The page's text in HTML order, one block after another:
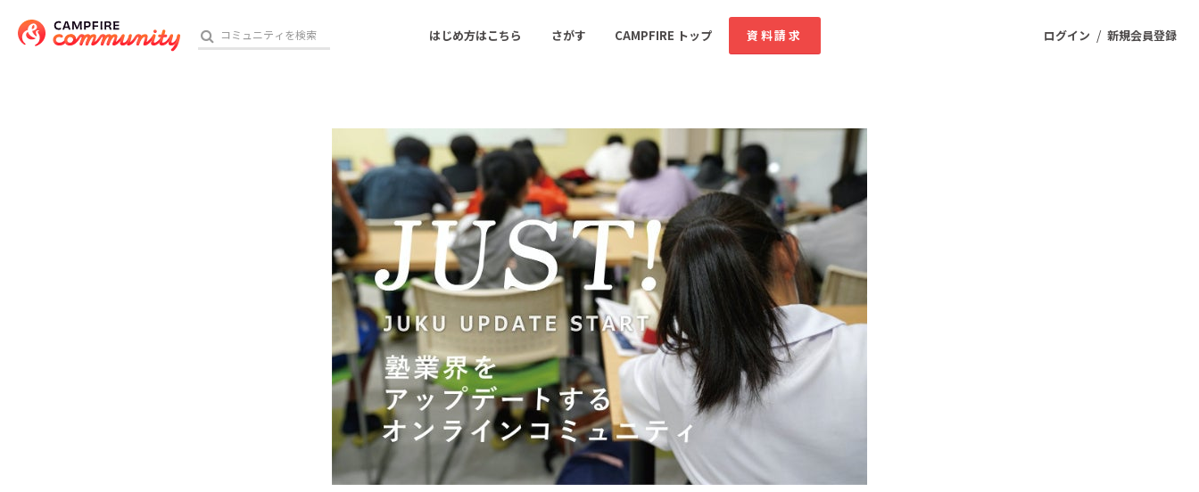
ログイン / 新規会員登録
はじめ方はこちら さがす CAMPFIRE トップ 資料請求
おすすめのコミュニティ 人気のコミュニティ 新着のコミュニティ
音楽 舞台・パフォーマンス
テクノロジー・ガジェット
ゲーム・サービス開発 フード・飲食店
書籍・雑誌出版 アニメ・漫画
ソーシャルグッド ビューティー・ヘルスケア
CAMPFIRE for Social Good CAMPFIRE Creation